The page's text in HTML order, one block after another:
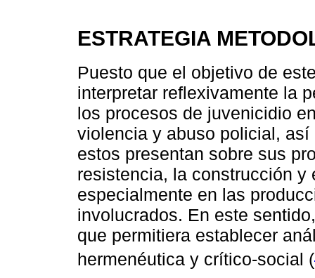
ESTRATEGIA
Puesto que el objetivo de
interpretar reflexivamente la
los procesos de juvenicidio
violencia y abuso policial,
estos presentan sobre sus
resistencia, la construcción
especialmente en las
involucrados. En este
que permitiera establecer
hermenéutica y crítico-social (